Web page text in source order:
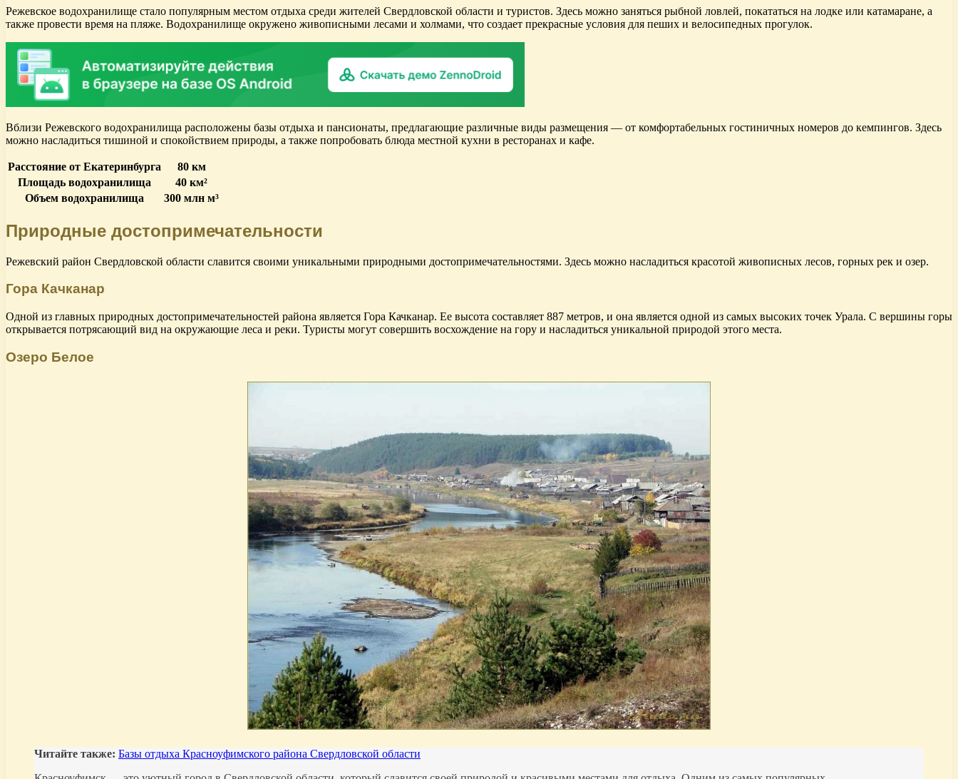
Режевское водохранилище стало популярным местом отдыха среди жителей Свердловской области и туристов. Здесь можно заняться рыбной ловлей, покататься на лодке или катамаране, а
также провести время на пляже. Водохранилище окружено живописными лесами и холмами, что создает прекрасные условия для пеших и велосипедных прогулок.
Вблизи Режевского водохранилища расположены базы отдыха и пансионаты, предлагающие различные виды размещения — от комфортабельных гостиничных номеров до кемпингов. Здесь
можно насладиться тишиной и спокойствием природы, а также попробовать блюда местной кухни в ресторанах и кафе.
Расстояние от Екатеринбурга
80 км
Площадь водохранилища
40 км²
Объем водохранилища
300 млн м³
Природные достопримечательности
Режевский район Свердловской области славится своими уникальными природными достопримечательностями. Здесь можно насладиться красотой живописных лесов, горных рек и озер.
Гора Качканар
Одной из главных природных достопримечательностей района является Гора Качканар. Ее высота составляет 887 метров, и она является одной из самых высоких точек Урала. С вершины горы
открывается потрясающий вид на окружающие леса и реки. Туристы могут совершить восхождение на гору и насладиться уникальной природой этого места.
Озеро Белое
Читайте также: Базы отдыха Красноуфимского района Свердловской области